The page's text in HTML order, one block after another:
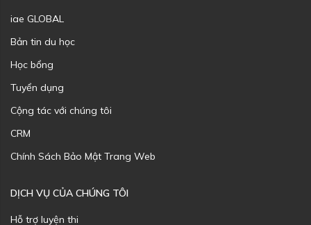
iae GLOBAL
Bản tin du học
Học bổng
Tuyển dụng
Cộng tác với chúng tôi
CRM
Chính Sách Bảo Mật Trang Web
DỊCH VỤ CỦA CHÚNG TÔI
Hỗ trợ luyện thi